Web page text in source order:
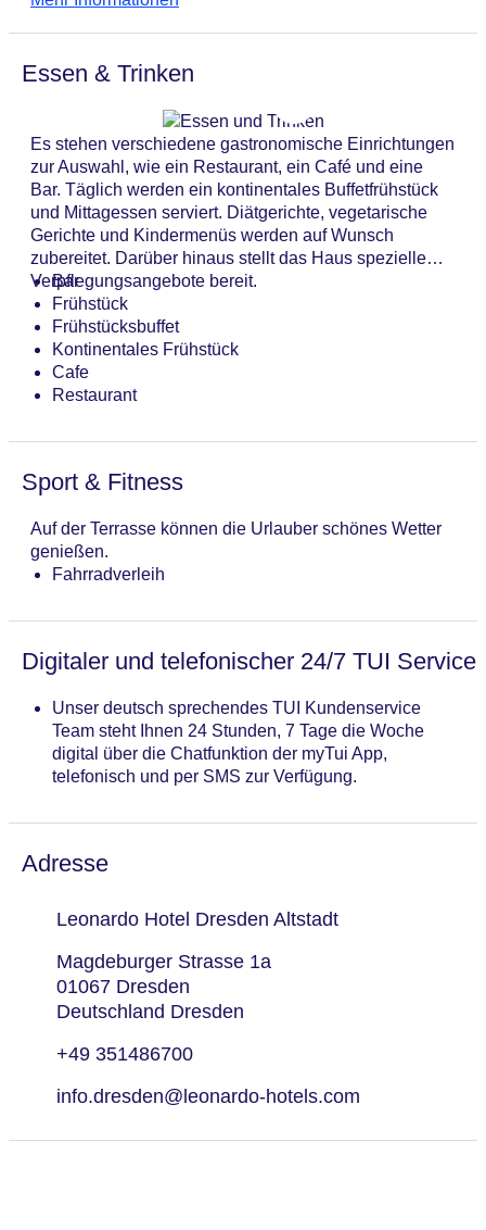
die die Umgebung per Rad entdecken möchten,
werden den Fahrradverleih zu schätzen wissen.
Kostenfrei steht Gästen die Tageszeitung zur
Verfügung. Bei Geschäftlichem hilft das Business-
Center gerne weiter und bietet ein Faxgerät an.
Letzte umfassende Renovierung: 2014
Anzahl der Konferenzräume: 2
Anzahl der Aufzüge: 2
Haustiere auf Anfrage: gegen Gebühr
Zimmerservice
Gesamtanzahl der Stockwerke: 7
Gesamtanzahl der Zimmer: 162
Zahlungsarten: American Express, Mastercard, Visa
Landeskategorie: 3 Sterne
Essen & Trinken
Es stehen verschiedene gastronomische Einrichtungen
zur Auswahl, wie ein Restaurant, ein Café und eine
Bar. Täglich werden ein kontinentales Buffetfrühstück
und Mittagessen serviert. Diätgerichte, vegetarische
Gerichte und Kindermenüs werden auf Wunsch
zubereitet. Darüber hinaus stellt das Haus spezielle
Verpflegungsangebote bereit.
Bar
Frühstück
Frühstücksbuffet
Kontinentales Frühstück
Cafe
Restaurant
Sport & Fitness
Auf der Terrasse können die Urlauber schönes Wetter
genießen.
Fahrradverleih
Digitaler und telefonischer 24/7 TUI Service
Unser deutsch sprechendes TUI Kundenservice
Team steht Ihnen 24 Stunden, 7 Tage die Woche
digital über die Chatfunktion der myTui App,
telefonisch und per SMS zur Verfügung.
Adresse
Leonardo Hotel Dresden Altstadt
Magdeburger Strasse 1a
01067 Dresden
Deutschland Dresden
+49 351486700
info.dresden@leonardo-hotels.com